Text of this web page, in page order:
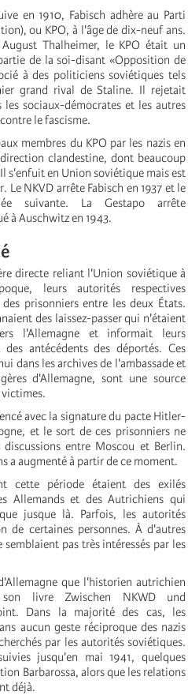
en 1910, Fabisch adhère au Parti
ou KPO, à l'âge de dix-neuf ans.
Thalheimer, le KPO était un
de la soi-disant «Opposition de
à des politiciens soviétiques tels
grand rival de Staline. Il rejetait
sociaux-démocrates et les autres
le fascisme.
membres du KPO par les nazis en
clandestine, dont beaucoup
s'enfuit en Union soviétique mais est
Le NKVD arrête Fabisch en 1937 et le
suivante. La Gestapo arrête
à Auschwitz en 1943.
directe reliant l'Union soviétique à
leurs autorités respectives
prisonniers entre les deux États.
des laissez-passer qui n'étaient
l'Allemagne et informait leurs
antécédents des déportés. Ces
dans les archives de l'ambassade et
d'Allemagne, sont une source
avec la signature du pacte Hitler-
et le sort de ces prisonniers ne
entre Moscou et Berlin.
a augmenté à partir de ce moment.
cette période étaient des exilés
Allemands et des Autrichiens qui
jusque là. Parfois, les autorités
de certaines personnes. À d'autres
pas très intéressés par les
que l'historien autrichien
livre Zwischen NKWD und
Dans la majorité des cas, les
aucun geste réciproque des nazis
par les autorités soviétiques.
jusqu'en mai 1941, quelques
Barbarossa, alors que les relations
déjà.